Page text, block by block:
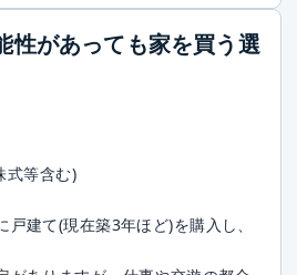
性があっても家を買う選
式等含む)
建て(現在築3年ほど)を購入し、